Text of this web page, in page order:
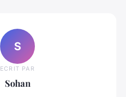
S
ECRIT PAR
Sohan